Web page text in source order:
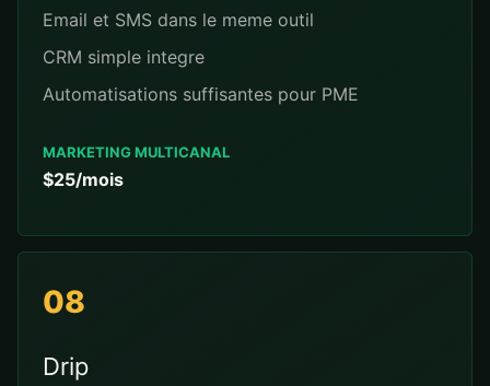
Email et SMS dans le meme outil
CRM simple integre
Automatisations suffisantes pour PME
MARKETING MULTICANAL
$25/mois
08
Drip